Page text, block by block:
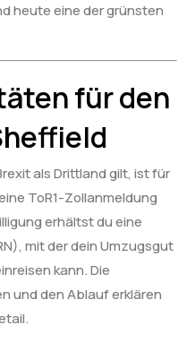
heute eine der grünsten
für den
als Drittland gilt, ist für
ToR1-Zollanmeldung
erhältst du eine
mit der dein Umzugsgut
kann. Die
und den Ablauf erklären